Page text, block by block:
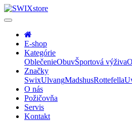
E-shop
Kategórie
OblečenieObuvŠportová výživa
Značky
SwixUlvangMadshusRottefella
O nás
Požičovňa
Servis
Kontakt